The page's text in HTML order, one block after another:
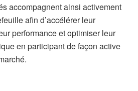
accompagnent ainsi activement
afin d’accélérer leur
performance et optimiser leur
en participant de façon active